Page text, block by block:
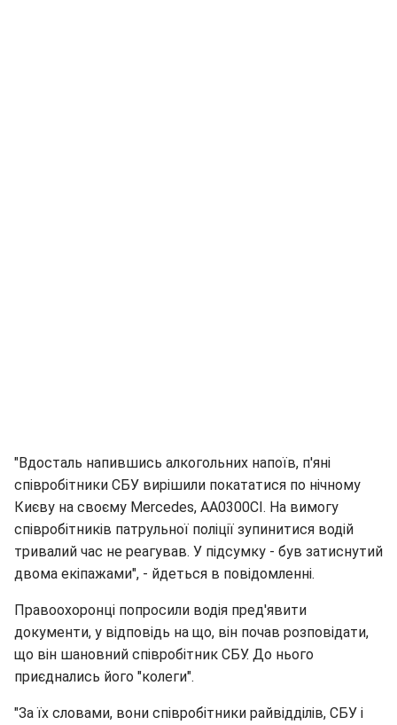
"Вдосталь напившись алкогольних напоїв, п'яні
співробітники СБУ вирішили покататися по нічному
Києву на своєму Mercedes, AA0300CI. На вимогу
співробітників патрульної поліції зупинитися водій
тривалий час не реагував. У підсумку - був затиснутий
двома екіпажами", - йдеться в повідомленні.
Правоохоронці попросили водія пред'явити
документи, у відповідь на що, він почав розповідати,
що він шановний співробітник СБУ. До нього
приєднались його "колеги".
"За їх словами, вони співробітники райвідділів, СБУ і